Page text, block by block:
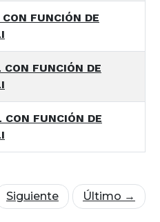
FUNCIÓN DE
FUNCIÓN DE
FUNCIÓN DE
Siguiente Último →